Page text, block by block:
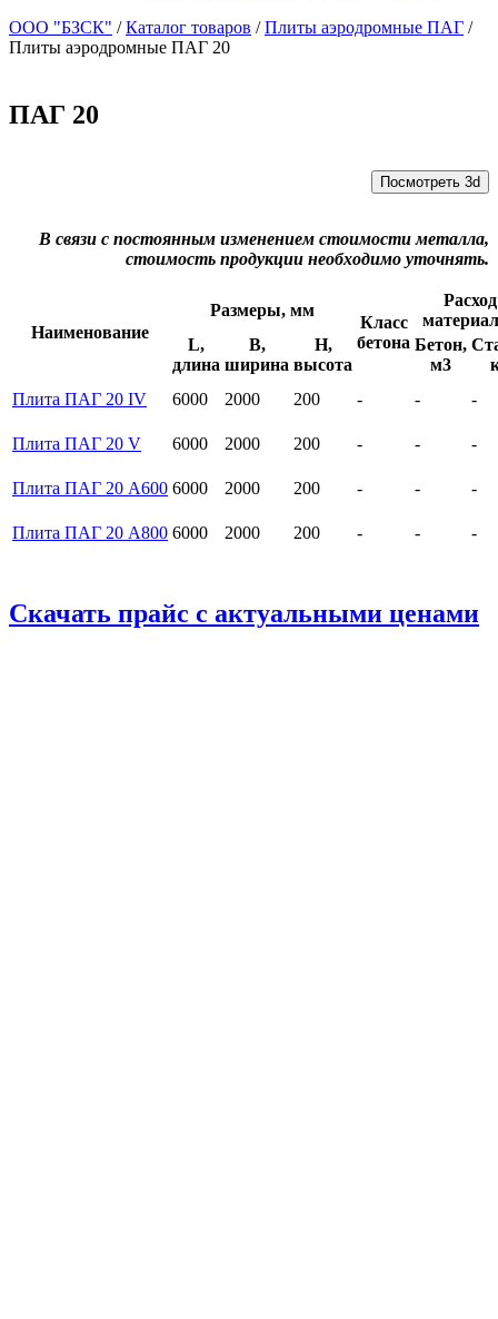
ООО "БЗСК" /Каталог товаров /Плиты аэродромные ПАГ /
Плиты аэродромные ПАГ 20
ПАГ 20
Посмотреть 3d
В связи с постоянным изменением стоимости металла,
стоимость продукции необходимо уточнять.
Наименование
Размеры, мм
Класс
бетона
Расход
L,
длина
B,
ширина
H,
высота
Бетон,
м3
Плита ПАГ 20 IV
6000 2000 200 - - -
Плита ПАГ 20 V 6000 2000 200 - - -
Плита ПАГ 20 А600 6000 2000 200 - - -
Плита ПАГ 20 А800 6000 2000 200 - - -
Скачать прайс с актуальными ценами